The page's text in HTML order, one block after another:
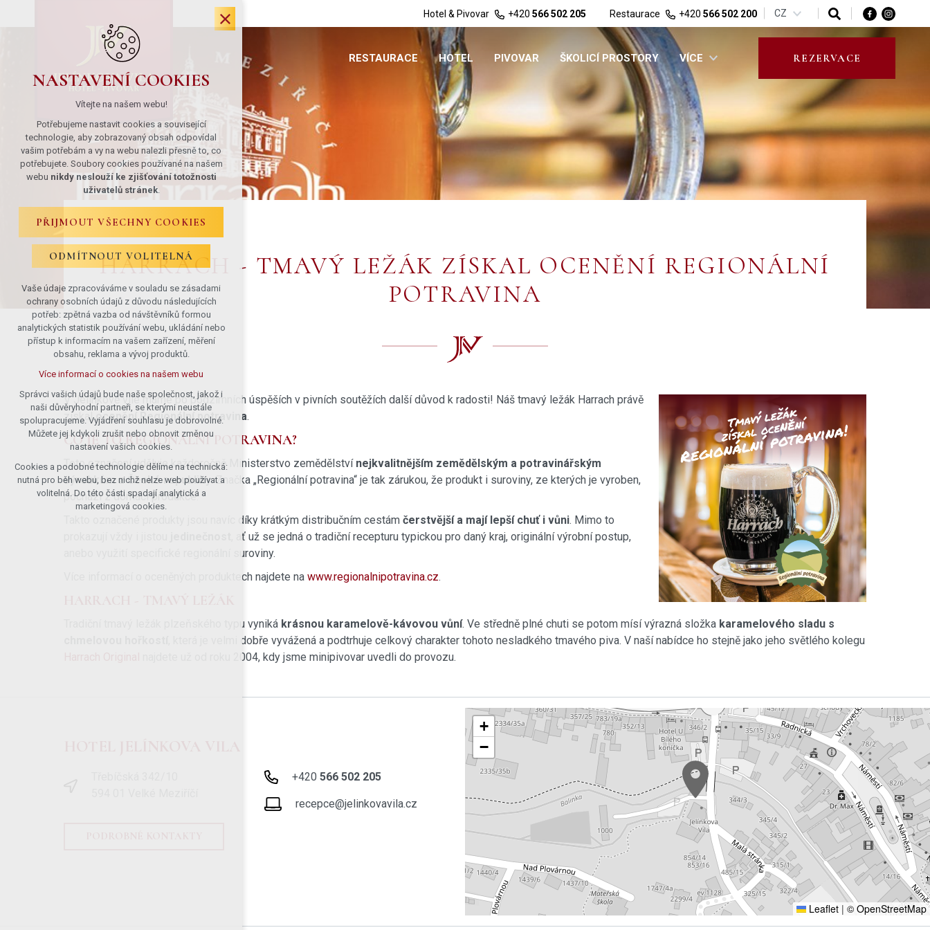
Hotel & Pivovar Restaurace
+420 566 502 205 +420 566 502 200 CZ
RESTAURACE HOTEL PIVOVAR ŠKOLICÍ PROSTORY VÍCE REZERVACE
HARRACH - TMAVÝ LEŽÁK ZÍSKAL OCENĚNÍ REGIONÁLNÍ
POTRAVINA
V Jelínkově vile máme po podzimních úspěších v pivních soutěžích další důvod k radosti! Náš tmavý ležák Harrach právě
získalocenění Regionální potravina.
CO JE TO REGIONÁLNÍ POTRAVINA?
Toto označení uděluje každoročně Ministerstvo zemědělství nejkvalitnějším zemědělským a potravinářským
výrobkům z České republiky. Značka „Regionální potravina“ je tak zárukou, že produkt i suroviny, ze kterých je vyroben,
pochází z domácí produkce.
Takto označené produkty jsou navíc díky krátkým distribučním cestám čerstvější a mají lepší chuť i vůni. Mimo to
, ať už se jedná o tradiční recepturu typickou pro daný kraj, originální výrobní postup,
anebo využití specifické regionální suroviny.
Více informací o oceněných produktech najdete na www.regionalnipotravina.cz.
Tradiční tmavý ležák plzeňského typu vyniká krásnou karamelově-kávovou vůní. Ve středně plné chuti se potom mísí výrazná složka karamelového sladu s
, která je velmi dobře vyvážená a podtrhuje celkový charakter tohoto nesladkého tmavého piva. V naší nabídce ho stejně jako jeho světlého kolegu
najdete už od roku 2004, kdy jsme minipivovar uvedli do provozu.
+420 566 502 205
recepce@jelinkovavila.cz
+
−
Leaflet | © OpenStreetMap
NASTAVENÍ COOKIES
Vítejte na našem webu!
Potřebujeme nastavit cookies a související
technologie, aby zobrazovaný obsah odpovídal
vašim potřebám a vy na webu nalezli přesně to, co
potřebujete. Soubory cookies používané na našem
webu nikdy neslouží ke zjišťování totožnosti
uživatelů stránek.
PŘIJMOUT VŠECHNY COOKIES
ODMÍTNOUT VOLITELNÁ
Vaše údaje zpracováváme v souladu se zásadami
ochrany osobních údajů z důvodu následujících
potřeb: zpětná vazba od návštěvníků formou
analytických statistik používání webu, ukládání nebo
přístup k informacím na vašem zařízení, měření
obsahu, reklama a vývoj produktů.
Více informací o cookies na našem webu
Správci vašich údajů bude naše společnost, jakož i
naši důvěryhodní partneři, se kterými neustále
spolupracujeme. Vyjádření souhlasu je dobrovolné.
Můžete jej kdykoli zrušit nebo obnovit změnou
nastavení vašich cookies.
Cookies a podobné technologie dělíme na technická:
nutná pro běh webu, bez nichž nelze web používat a
volitelná. Do této části spadají analytická a
marketingová cookies.